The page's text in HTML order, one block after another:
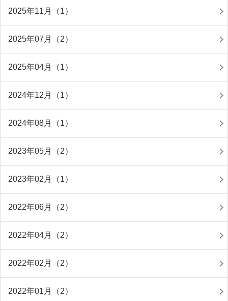
2025年11月（1）
2025年07月（2）
2025年04月（1）
2024年12月（1）
2024年08月（1）
2023年05月（2）
2023年02月（1）
2022年06月（2）
2022年04月（2）
2022年02月（2）
2022年01月（2）